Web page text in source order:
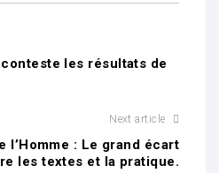
conteste les résultats de
Next article
l’Homme : Le grand écart
les textes et la pratique.